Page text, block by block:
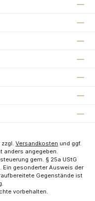
Versandkosten und ggf.
anders angegeben.
gem. § 25a UStG
Ein gesonderter Ausweis der
Gegenstände ist
vorbehalten.